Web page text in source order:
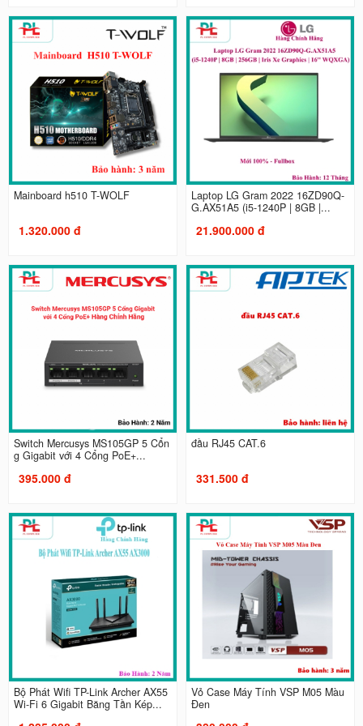
Mainboard h510 T-WOLF
1.320.000 đ
Laptop LG Gram 2022 16ZD90Q-
G.AX51A5 (i5-1240P | 8GB |...
21.900.000 đ
Switch Mercusys MS105GP 5 Cổn
g Gigabit với 4 Cổng PoE+...
395.000 đ
đầu RJ45 CAT.6
331.500 đ
Bộ Phát Wifi TP-Link Archer AX55
Wi-Fi 6 Gigabit Băng Tần Kép...
Vỏ Case Máy Tính VSP M05 Màu
Đen